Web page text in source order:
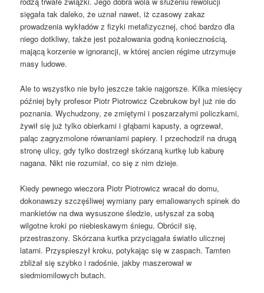
sięgała tak daleko, że uznał nawet, iż czasowy zakaz
prowadzenia wykładów z fizyki metafizycznej, choć bardzo dla
niego dotkliwy, także jest pożałowania godną koniecznością,
mającą korzenie w ignorancji, w której ancien régime utrzymuje
masy ludowe.
Ale to wszystko nie było jeszcze takie najgorsze. Kilka miesięcy
później były profesor Piotr Piotrowicz Czebrukow był już nie do
poznania. Wychudzony, ze zmiętymi i poszarzałymi policzkami,
żywił się już tylko obierkami i głąbami kapusty, a ogrzewał,
paląc zagryzmolone równaniami papiery. I przechodził na drugą
stronę ulicy, gdy tylko dostrzegł skórzaną kurtkę lub kaburę
nagana. Nikt nie rozumiał, co się z nim dzieje.
Kiedy pewnego wieczora Piotr Piotrowicz wracał do domu,
dokonawszy szczęśliwej wymiany pary emaliowanych spinek do
mankietów na dwa wysuszone śledzie, usłyszał za sobą
wilgotne kroki po niebieskawym śniegu. Obrócił się,
przestraszony. Skórzana kurtka przyciągała światło ulicznej
latarni. Przyspieszył kroku, potykając się w zaspach. Tamten
zbliżał się szybko i radośnie, jakby maszerował w
siedmiomilowych butach.